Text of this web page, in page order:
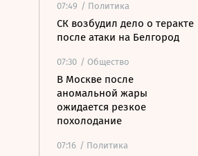
07:49 / Политика
СК возбудил дело о теракте
после атаки на Белгород
07:30 / Общество
В Москве после
аномальной жары
ожидается резкое
похолодание
07:16 / Политика